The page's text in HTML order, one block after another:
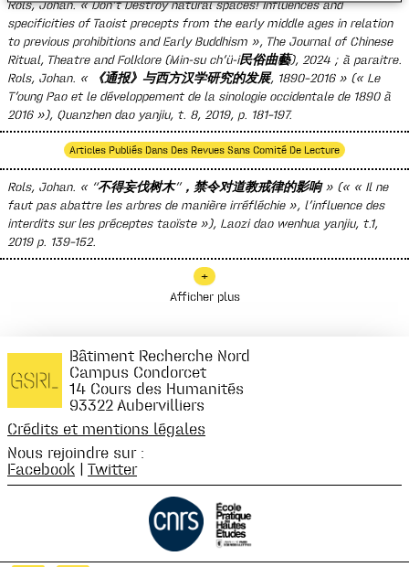
Rols, Johan. « Don’t Destroy natural spaces! Influences and
specificities of Taoist precepts from the early middle ages in relation
to previous prohibitions and Early Buddhism », The Journal of Chinese
Ritual, Theatre and Folklore(Min-su ch’ü-i民俗曲藝), 2024 ; à paraitre.
Rols, Johan. « 《通报》与西方汉学研究的发展, 1890-2016 » (« Le
T’oung Paoet le développement de la sinologie occidentale de 1890 à
2016 »), Quanzhen dao yanjiu, t. 8, 2019, p. 181-197.
Articles Publiés Dans Des Revues Sans Comité De Lecture
Rols, Johan. « “不得妄伐树木”，禁令对道教戒律的影响 » (« « Il ne
faut pas abattre les arbres de manière irréfléchie », l’influence des
interdits sur les préceptes taoïste »), Laozi dao wenhua yanjiu, t.1,
2019 p. 139-152.
+
Afficher plus
Bâtiment Recherche Nord
Campus Condorcet
14 Cours des Humanités
93322 Aubervilliers
Crédits et mentions légales
Nous rejoindre sur :
Facebook | Twitter